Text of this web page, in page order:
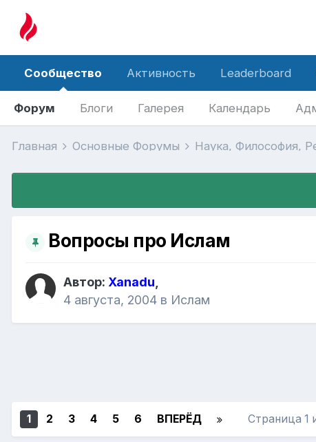
Сообщество
Форум Блоги Галерея Календарь
Активность Leaderboard
Главная Основные Форумы Наука, Философия,
Вопросы про Ислам
Автор: Xanadu,
4 августа, 2004 в Ислам
1 2 3 4 5 6 ВПЕРЁД Страница 1